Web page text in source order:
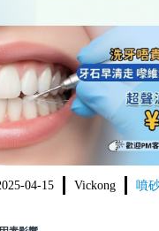
品牌介紹
環境設備
醫院新聞
收費標準
N
收費總表
植牙收費
根管收費
美學收費
醫生團隊
門診時間
04-15 Vickong 噴